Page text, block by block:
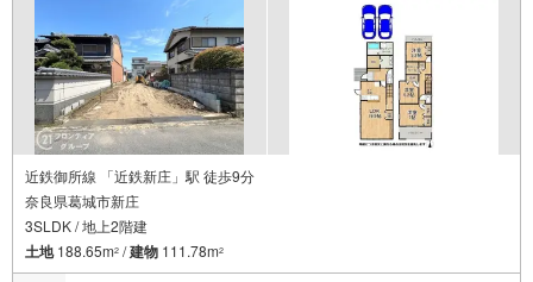
近鉄御所線 「近鉄新庄」駅 徒歩9分
奈良県葛城市新庄
3SLDK / 地上2階建
土地188.65m2 /建物 111.78m2